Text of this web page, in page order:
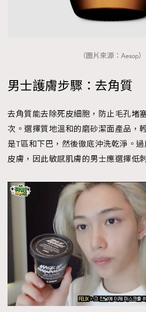
（圖片來源：Aesop）
男士護膚步驟：去角質
去角質能去除死皮細胞，防止毛孔堵
次。選擇質地溫和的磨砂潔面產品，
是T區和下巴，然後徹底沖洗乾淨。
皮膚，因此敏感肌膚的男士應選擇低